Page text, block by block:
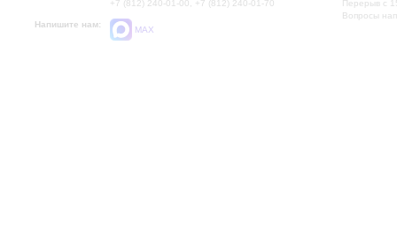
+7 (812) 240-01-00, +7 (812) 240-01-70
Напишите нам:
MAX
Перерыв с
Вопросы